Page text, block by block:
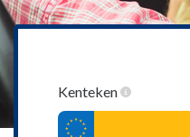
Kenteken